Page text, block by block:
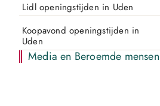
Lidl openingstijden in Uden
Koopavond openingstijden in
Uden
Media en Beroemde mensen